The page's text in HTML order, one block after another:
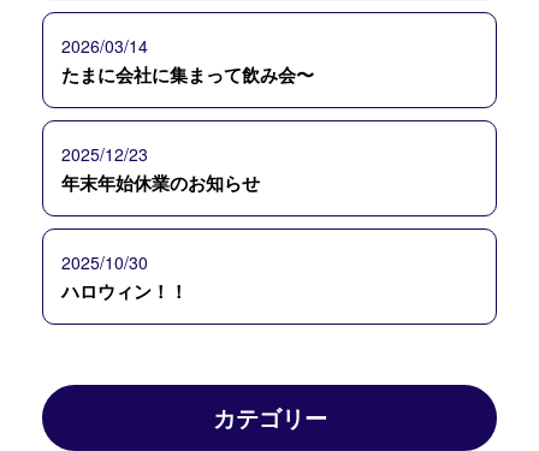
2026/03/14
たまに会社に集まって飲み会〜
2025/12/23
年末年始休業のお知らせ
2025/10/30
ハロウィン！！
カテゴリー